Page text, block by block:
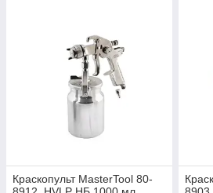
Краскопульт MasterTool 80-